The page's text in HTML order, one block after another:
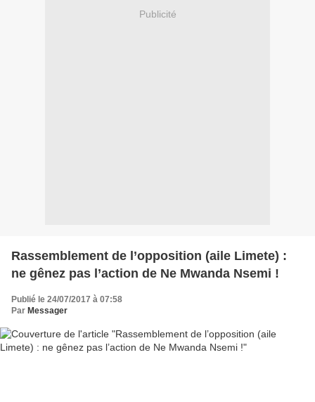
Publicité
Rassemblement de l’opposition (aile Limete) :
ne gênez pas l’action de Ne Mwanda Nsemi !
Publié le 24/07/2017 à 07:58
Par Messager